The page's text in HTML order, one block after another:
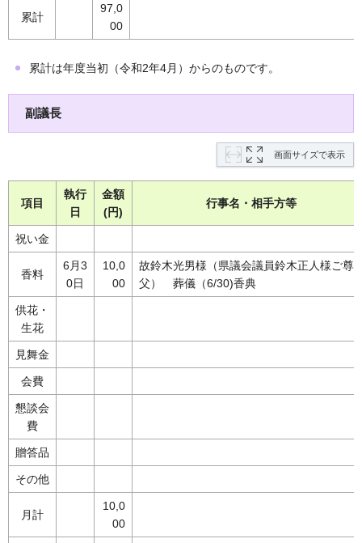
累計
97,0
00
累計は年度当初（令和2年4月）からのものです。
副議長
画面サイズで表示
項目
執行
日
金額
(円)
行事名・相手方等
祝い金
香料
6月3
0日
10,0
00
故鈴木光男様（県議会議員鈴木正人様ご尊
父） 葬儀（6/30)香典
供花・
生花
見舞金
会費
懇談会
費
贈答品
その他
月計
10,0
00